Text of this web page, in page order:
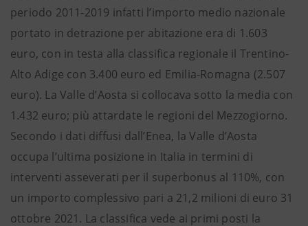
periodo 2011-2019 infatti l’importo medio nazionale
portato in detrazione per abitazione era di 1.603
euro, con in testa alla classifica regionale il Trentino-
Alto Adige con 3.400 euro ed Emilia-Romagna (2.507
euro). La Valle d’Aosta si collocava sotto la media con
1.432 euro; più attardate le regioni del Mezzogiorno.
Secondo i dati diffusi dall’Enea, la Valle d’Aosta
occupa l’ultima posizione in Italia in termini di
interventi asseverati per il superbonus al 110%, con
un importo complessivo pari a 21,2 milioni di euro 31
ottobre 2021. La classifica vede ai primi posti la